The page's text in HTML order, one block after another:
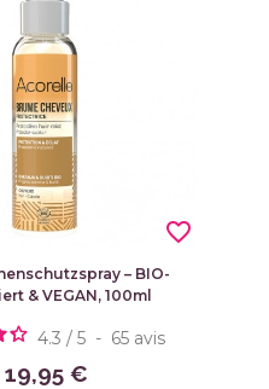
– BIO-
& VEGAN, 100ml
4.3 / 5 - 65 avis
19,95 €
favorite_border